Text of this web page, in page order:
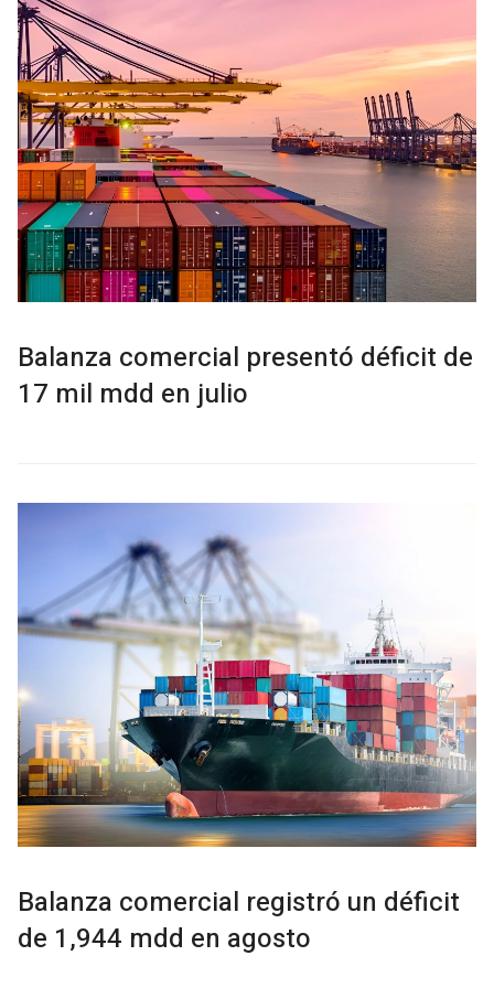
Balanza comercial presentó déficit de
17 mil mdd en julio
Balanza comercial registró un déficit
de 1,944 mdd en agosto